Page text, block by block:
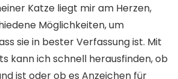
Katze liegt mir am Herzen,
Möglichkeiten, um
sie in bester Verfassung ist. Mit
kann ich schnell herausfinden, ob
ist oder ob es Anzeichen für